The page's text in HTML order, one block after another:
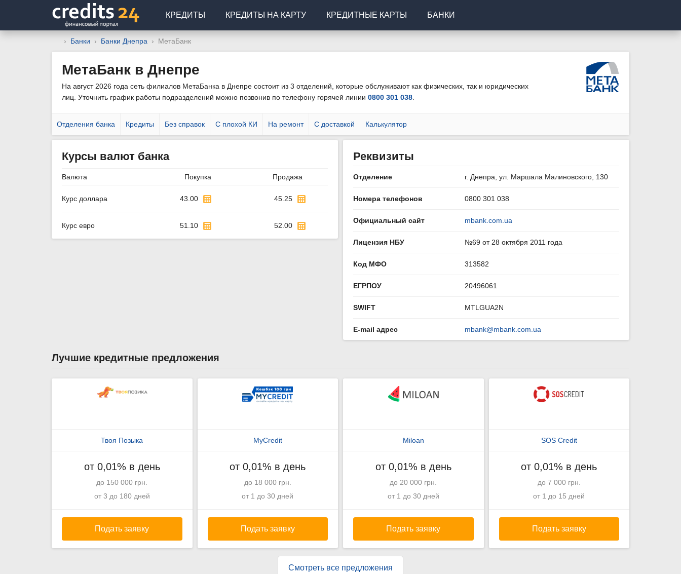
КРЕДИТЫ КРЕДИТЫ НА КАРТУ КРЕДИТНЫЕ КАРТЫ БАНКИ
Банки Банки Днепра МетаБанк
МетаБанк в Днепре
На август 2026 года сеть филиалов МетаБанка в Днепре состоит из 3 отделений, которые обслуживают как физических, так и юридических
лиц. Уточнить график работы подразделений можно позвонив по телефону горячей линии 0800 301 038
Отделения банка Кредиты Без справок С плохой КИ На ремонт С доставкой Калькулятор
Курсы валют банка
Валюта Покупка Продажа
Курс доллара 43.00 45.25
Курс евро 51.10 52.00
Реквизиты
Отделение г. Днепра, ул. Маршала Малиновского, 130
Номера телефонов 0800 301 038
Официальный сайт mbank.com.ua
Лицензия НБУ №69 от 28 октября 2011 года
Код МФО 313582
ЕГРПОУ 20496061
SWIFT MTLGUA2N
E-mail адрес mbank@mbank.com.ua
Лучшие кредитные предложения
Твоя Позыка
от 0,01% в день
до 150 000 грн.
от 3 до 180 дней
Подать заявку
MyCredit
от 0,01% в день
до 18 000 грн.
от 1 до 30 дней
Подать заявку
Miloan
от 0,01% в день
до 20 000 грн.
от 1 до 30 дней
Подать заявку
SOS Credit
от 0,01% в день
до 7 000 грн.
от 1 до 15 дней
Подать заявку
Смотреть все предложения